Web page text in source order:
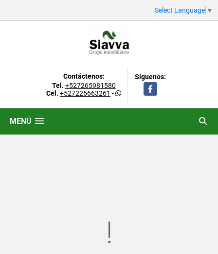
Select Language ▼
Contáctenos:
Tel. +527265981580
Cel. +527226663261 -
Síguenos:
Facebook
MENÚ